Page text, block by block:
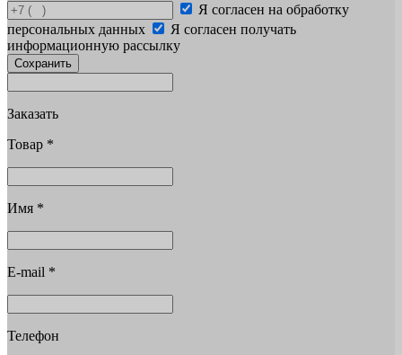
Я согласен на обработку
персональных данных
Я согласен получать
информационную рассылку
Сохранить
Заказать
Товар *
Имя *
E-mail *
Телефон